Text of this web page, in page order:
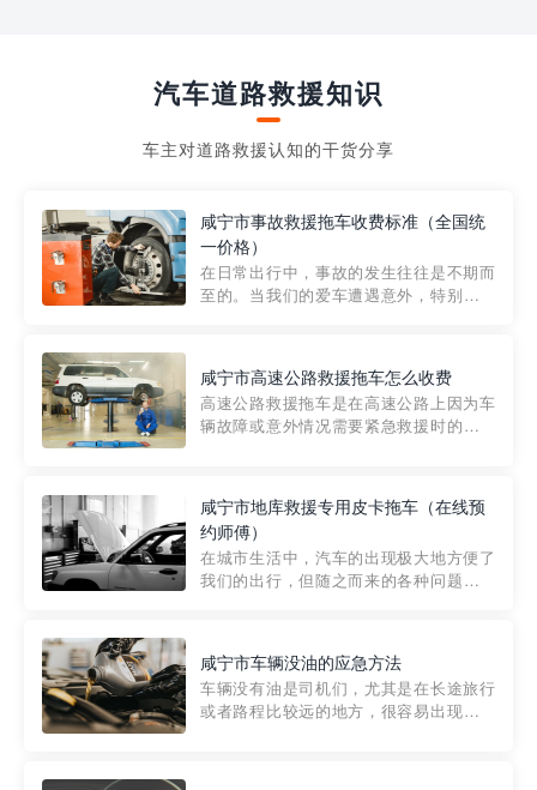
汽车道路救援知识
车主对道路救援认知的干货分享
咸宁市事故救援拖车收费标准（全国统
一价格）
在日常出行中，事故的发生往往是不期而
至的。当我们的爱车遭遇意外，特别是在
细解析一下市区事故救援拖车的收费标
准，以及在选用拖车服务时应注...
咸宁市高速公路救援拖车怎么收费
高速公路救援拖车是在高速公路上因为车
辆故障或意外情况需要紧急救援时的必备
路救援拖车的收费标准是由当地交通管理
部门制定的。起步价通...
咸宁市地库救援专用皮卡拖车（在线预
约师傅）
在城市生活中，汽车的出现极大地方便了
我们的出行，但随之而来的各种问题也让
紧急情况下，我们需要一种高效可靠的救
援方式。而这时，地库救援专...
咸宁市车辆没油的应急方法
车辆没有油是司机们，尤其是在长途旅行
或者路程比较远的地方，很容易出现这种